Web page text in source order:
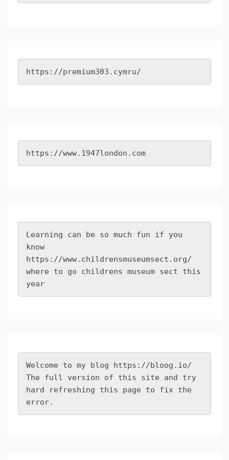
https://premium303.cymru/
https://www.1947london.com
Learning can be so much fun if you
https://www.childrensmuseumsect.org/
where to go childrens museum sect this
year
Welcome to my blog https://bloog.io/
The full version of this site and try
hard refreshing this page to fix the
error.